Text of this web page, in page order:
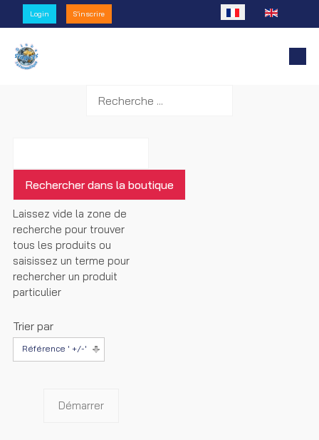
Login S'inscrire Sélectionnez votre
Laissez vide la zone de
recherche pour trouver
tous les produits ou
saisissez un terme pour
rechercher un produit
particulier
Trier par
Référence ' +/-'
Démarrer